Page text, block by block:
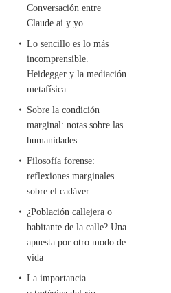
Conversación entre
Claude.ai y yo
Lo sencillo es lo más
incomprensible.
Heidegger y la mediación
metafísica
Sobre la condición
marginal: notas sobre las
humanidades
Filosofía forense:
reflexiones marginales
sobre el cadáver
¿Población callejera o
habitante de la calle? Una
apuesta por otro modo de
vida
La importancia